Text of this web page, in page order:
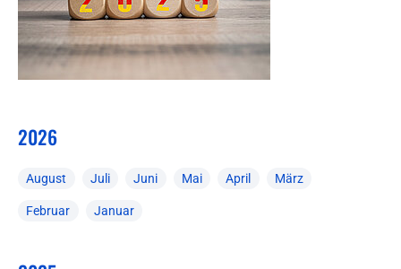
2026
August Juli Juni Mai April März
Februar Januar